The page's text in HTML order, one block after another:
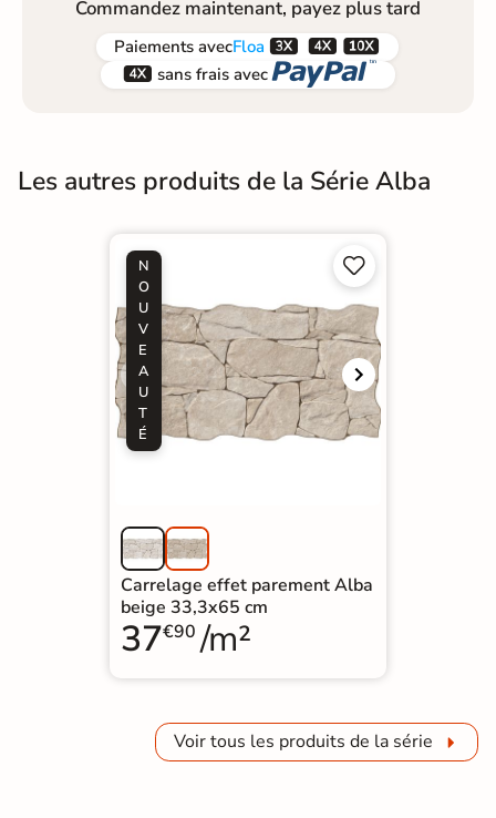
Commandez maintenant, payez plus tard
Paiements avecFloa  
 sans frais avec 
Les autres produits de la Série Alba
N
O
U
V
E
A
U
T
É


Carrelage effet parement Alba
beige 33,3x65 cm
37€90 /m²
Voir tous les produits de la série